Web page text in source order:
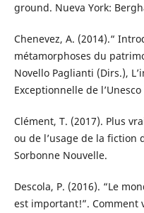
ground. Nueva York:
Chenevez, A. (2014).“
métamorphoses du
Novello Paglianti (Dirs.),
Exceptionnelle de
Clément, T. (2017). Plus
ou de l’usage de la fiction
Sorbonne Nouvelle.
Descola, P. (2016). “Le
est important!”. Comment